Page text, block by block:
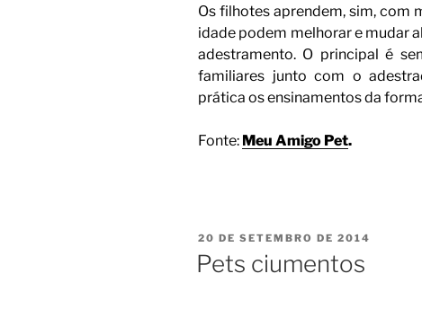
Os filhotes aprendem, sim, com
idade podem melhorar e mudar
adestramento. O principal é
familiares junto com o
prática os ensinamentos da
Fonte: Meu Amigo Pet.
20 DE SETEMBRO DE 2014
Pets ciumentos